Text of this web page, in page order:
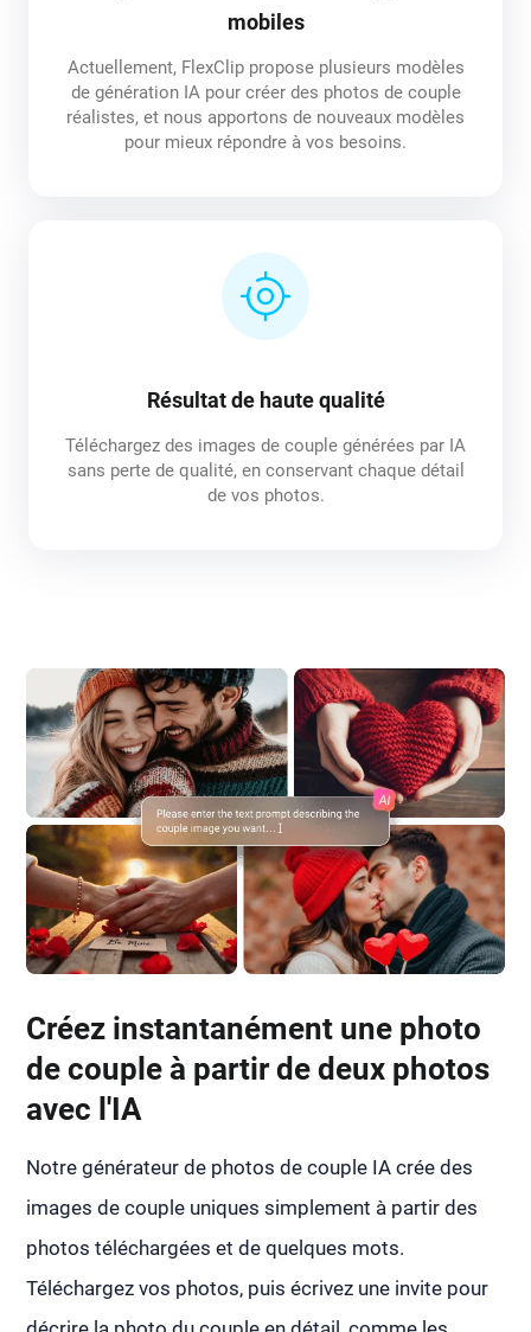
mobiles
Actuellement, FlexClip propose plusieurs modèles
de génération IA pour créer des photos de couple
réalistes, et nous apportons de nouveaux modèles
pour mieux répondre à vos besoins.
Résultat de haute qualité
Téléchargez des images de couple générées par IA
sans perte de qualité, en conservant chaque détail
de vos photos.
Créez instantanément une photo
de couple à partir de deux photos
avec l'IA
Notre générateur de photos de couple IA crée des
images de couple uniques simplement à partir des
photos téléchargées et de quelques mots.
Téléchargez vos photos, puis écrivez une invite pour